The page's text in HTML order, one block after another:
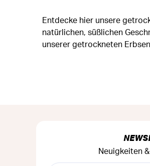
Entdecke hier unsere
natürlichen, süßlichen
unserer getrockneten
Neuigkeiten